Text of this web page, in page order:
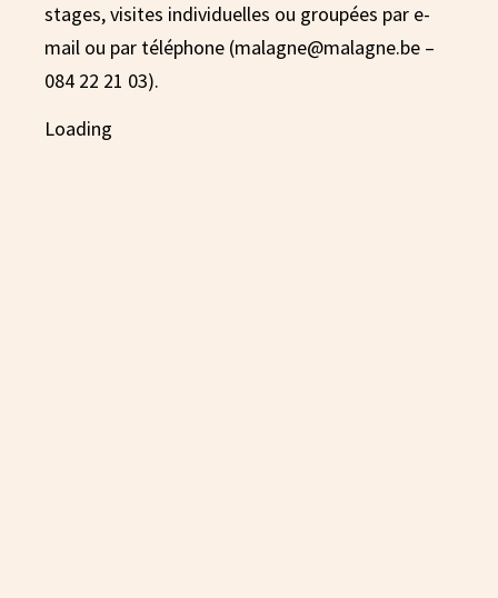
stages, visites individuelles ou groupées par e-
mail ou par téléphone (malagne@malagne.be –
084 22 21 03).
Loading